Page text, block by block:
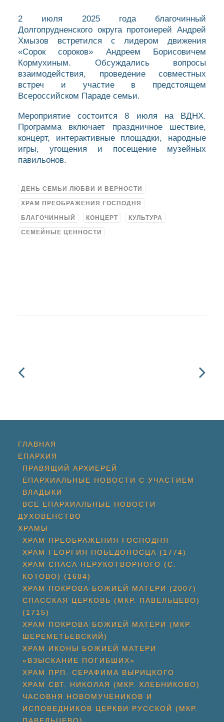
2 июля 2025 года благочинный
Долгопрудненского округа протоиерей Андрей
Хмызов встретился с лидером движения
«Сорок сороков» Андреем Борисовичем
Кормухиным. Обсуждались вопросы
взаимодействия, проведение совместных
встреч и участие в предстоящем
Всероссийском Параде семьи.
Мероприятие состоится 8 июля на ВДНХ.
Программа включает праздничное шествие,
концерт, интерактивные площадки, народные
игры, угощения и посещение музейных
павильонов.
ДЕНЬ СЕМЬИ ЛЮБВИ И ВЕРНОСТИ
ХРАМ ПРЕОБРАЖЕНИЯ ГОСПОДНЯ
БЛАГОЧИННЫЙ КОНЦЕРТ КУЛЬТУРА
СЕМЕЙНЫЕ ЦЕННОСТИ
ГЛАВНАЯ
ЕПАРХИЯ
ПРАВЯЩИЙ АРХИЕРЕЙ
ЕПАРХИАЛЬНЫЕ НОВОСТИ С УЧАСТИЕМ
ВЛАДЫКИ
ВСЕ ЕПАРХИАЛЬНЫЕ НОВОСТИ
ДУХОВЕНСТВО
ХРАМЫ
ХРАМ ПРЕОБРАЖЕНИЯ ГОСПОДНЯ
ХРАМ ГЕОРГИЯ ПОБЕДОНОСЦА (1774)
ХРАМ СПАСА НЕРУКОТВОРНОГО (С.
КОТОВО) (1684)
ХРАМ ПОКРОВА БОЖИЕЙ МАТЕРИ (2007)
СПАССКАЯ ЦЕРКОВЬ (МКР. ПАВЕЛЬЦЕВО)
(1715)
ХРАМ ПОКРОВА БОЖИЕЙ МАТЕРИ (МКР.
ШЕРЕМЕТЬЕВСКИЙ)
ХРАМ ИКОНЫ БОЖИЕЙ МАТЕРИ
«ВЗЫСКАНИЕ ПОГИБШИХ»
ХРАМ ПРП. СЕРАФИМА ВЫРИЦКОГО
ХРАМ СВТ. НИКОЛАЯ (МКР. ХЛЕБНИКОВО)
ЧАСОВНЯ НОВОМУЧЕНИКОВ И
ИСПОВЕДНИКОВ ЦЕРКВИ РУССКОЙ (МКР.